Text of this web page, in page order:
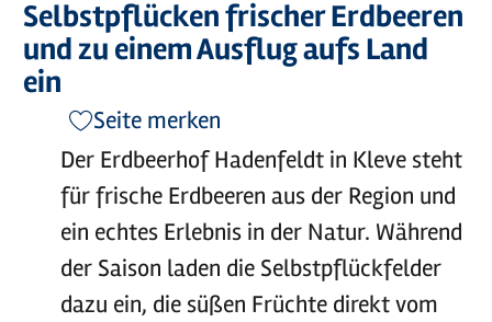
Selbstpflücken frischer Erdbeeren
und zu einem Ausflug aufs Land
ein
Seite merken
Der Erdbeerhof Hadenfeldt in Kleve steht
für frische Erdbeeren aus der Region und
ein echtes Erlebnis in der Natur. Während
der Saison laden die Selbstpflückfelder
dazu ein, die süßen Früchte direkt vom